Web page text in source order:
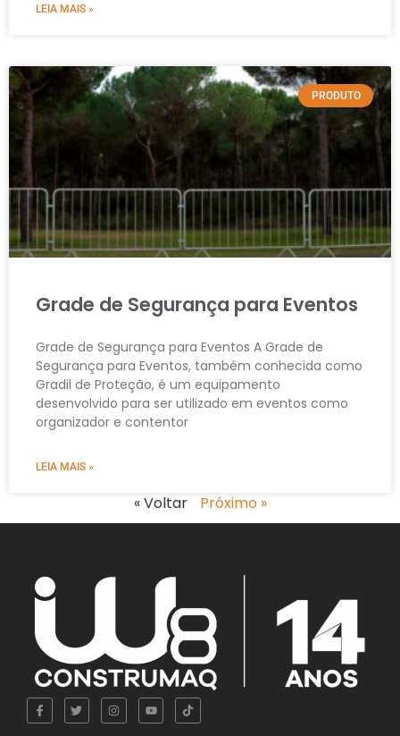
LEIA MAIS »
PRODUTO
Grade de Segurança para Eventos
Grade de Segurança para Eventos A Grade de
Segurança para Eventos, também conhecida como
Gradil de Proteção, é um equipamento
desenvolvido para ser utilizado em eventos como
organizador e contentor
LEIA MAIS »
« Voltar Próximo »